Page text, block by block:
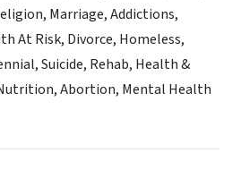
Marriage, Addictions,
At Risk, Divorce, Homeless,
Suicide, Rehab, Health &
Abortion, Mental Health